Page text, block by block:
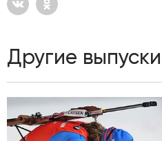
Другие выпуски